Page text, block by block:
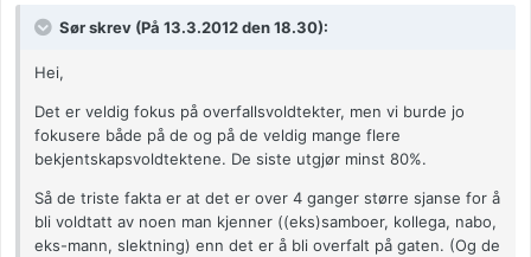
Sør skrev (På 13.3.2012 den 18.30):
Hei,
Det er veldig fokus på overfallsvoldtekter, men vi burde jo
fokusere både på de og på de veldig mange flere
bekjentskapsvoldtektene. De siste utgjør minst 80%.
Så de triste fakta er at det er over 4 ganger større sjanse for å
bli voldtatt av noen man kjenner ((eks)samboer, kollega, nabo,
eks-mann, slektning) enn det er å bli overfalt på gaten. (Og de